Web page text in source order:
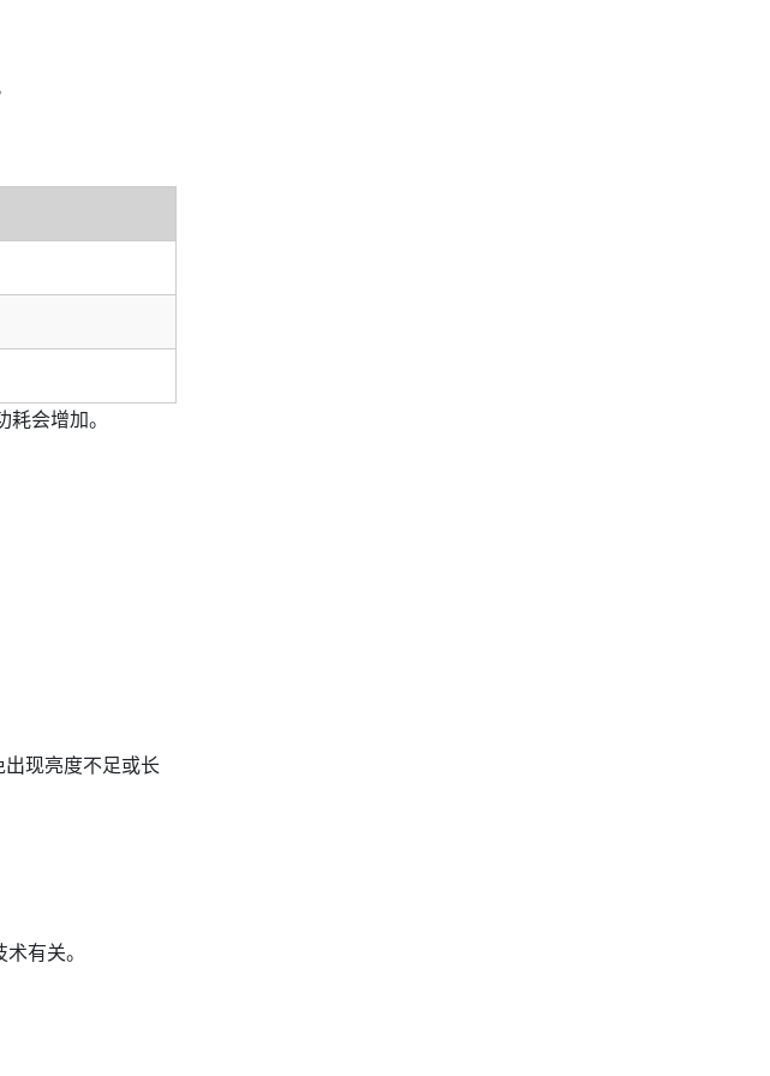
会增加。
现亮度不足或长
有关。